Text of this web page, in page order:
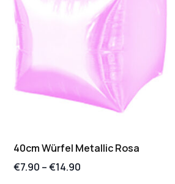
40cm Würfel Metallic Rosa
€7.90 –€14.90